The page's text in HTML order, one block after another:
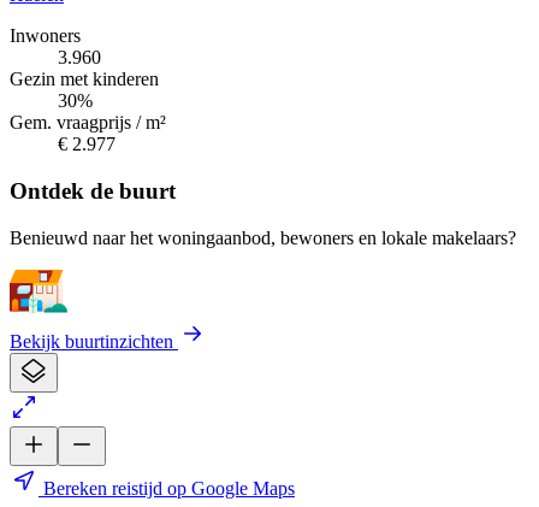
Inwoners
3.960
Gezin met kinderen
30%
Gem. vraagprijs / m²
€ 2.977
Ontdek de buurt
Benieuwd naar het woningaanbod, bewoners en lokale makelaars?
Bekijk buurtinzichten
Bereken reistijd op Google Maps